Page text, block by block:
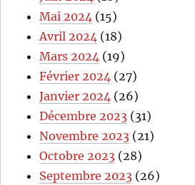
Mai 2024 (15)
Avril 2024 (18)
Mars 2024 (19)
Février 2024 (27)
Janvier 2024 (26)
Décembre 2023 (31)
Novembre 2023 (21)
Octobre 2023 (28)
Septembre 2023 (26)